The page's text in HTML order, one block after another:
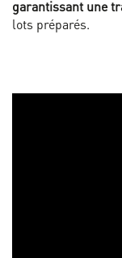
garantissant une
lots préparés.